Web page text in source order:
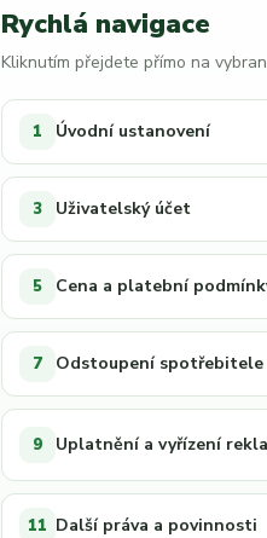
Rychlá navigace
Kliknutím přejdete přímo na
1 Úvodní ustanovení
3 Uživatelský účet
5 Cena a platební
7 Odstoupení spotřebitele
9 Uplatnění a vyřízení
11 Další práva a povinnosti